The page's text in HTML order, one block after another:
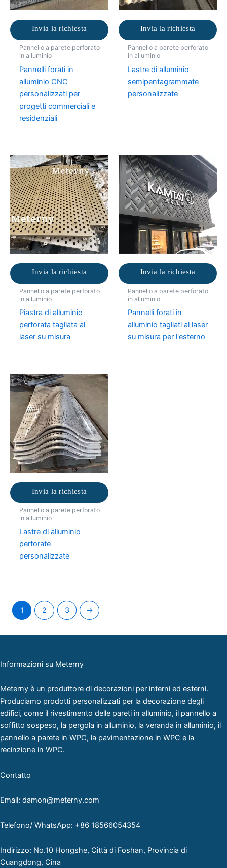
Invia la richiesta
Pannello a parete perforato
in alluminio
Pannelli forati in
alluminio CNC
personalizzati per
progetti commerciali e
residenziali
Invia la richiesta
Pannello a parete perforato
in alluminio
Lastre di alluminio
semipentagrammate
personalizzate
Invia la richiesta
Pannello a parete perforato
in alluminio
Piastra di alluminio
perforata tagliata al
laser su misura
Invia la richiesta
Pannello a parete perforato
in alluminio
Pannelli forati in
alluminio tagliati al laser
su misura per l'esterno
Invia la richiesta
Pannello a parete perforato
in alluminio
Lastre di alluminio
perforate
personalizzate
1 2 3 →
Informazioni su Meterny
Meterny è un produttore di decorazioni per interni ed esterni.
Produciamo prodotti personalizzati per la decorazione degli
edifici, come il rivestimento delle pareti in alluminio, il pannello a
soffitto sospeso, la pergola in alluminio, la veranda in alluminio, il
pannello a parete in WPC, la pavimentazione in WPC e la
recinzione in WPC.
Contatto
Email: damon@meterny.com
Telefono/ WhatsApp: +86 18566054354
Indirizzo: No.10 Hongshe, Città di Foshan, Provincia di
Cuangdong, Cina